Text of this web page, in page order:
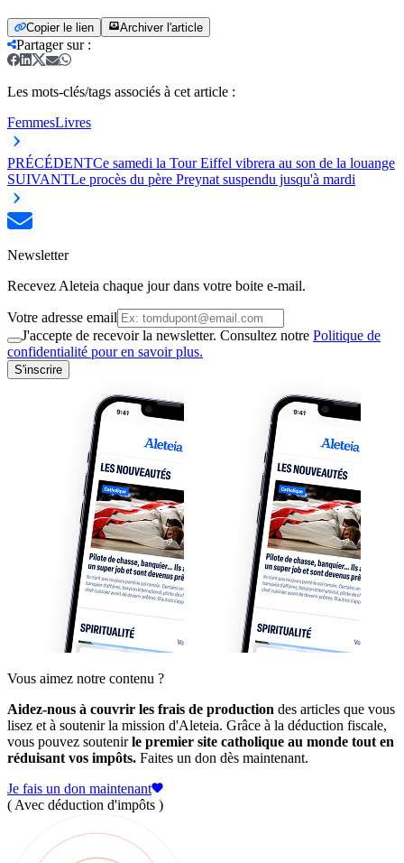
Copier le lien Archiver l'article
Partager sur:
Les mots-clés/tags associés à cet article :
FemmesLivres
PRÉCÉDENTCe samedi la Tour Eiffel vibrera au son de la louange
SUIVANTLe procès du père Preynat suspendu jusqu'à mardi
Newsletter
Recevez Aleteia chaque jour dans votre boite e-mail.
Votre adresse email
J'accepte de recevoir la newsletter. Consultez notre Politique de
confidentialité pour en savoir plus.
S'inscrire
Vous aimez notre contenu ?
Aidez-nous à couvrir les frais de production des articles que vous
lisez et à soutenir la mission d'Aleteia. Grâce à la déduction fiscale,
vous pouvez soutenirle premier site catholique au monde tout en
réduisant vos impôts. Faites un don dès maintenant.
Je fais un don maintenant
( Avec déduction d'impôts )